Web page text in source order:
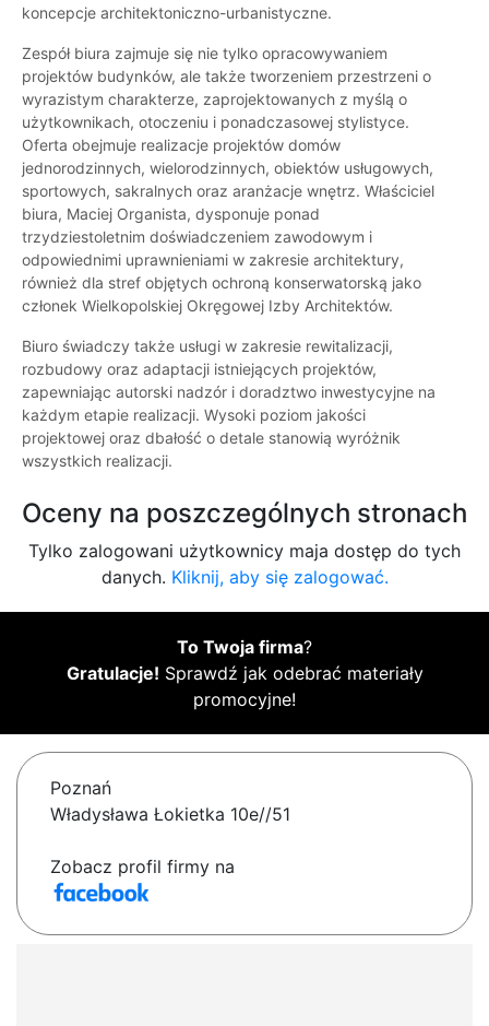
koncepcje architektoniczno-urbanistyczne.
Zespół biura zajmuje się nie tylko opracowywaniem
projektów budynków, ale także tworzeniem przestrzeni o
wyrazistym charakterze, zaprojektowanych z myślą o
użytkownikach, otoczeniu i ponadczasowej stylistyce.
Oferta obejmuje realizacje projektów domów
jednorodzinnych, wielorodzinnych, obiektów usługowych,
sportowych, sakralnych oraz aranżacje wnętrz. Właściciel
biura, Maciej Organista, dysponuje ponad
trzydziestoletnim doświadczeniem zawodowym i
odpowiednimi uprawnieniami w zakresie architektury,
również dla stref objętych ochroną konserwatorską jako
członek Wielkopolskiej Okręgowej Izby Architektów.
Biuro świadczy także usługi w zakresie rewitalizacji,
rozbudowy oraz adaptacji istniejących projektów,
zapewniając autorski nadzór i doradztwo inwestycyjne na
każdym etapie realizacji. Wysoki poziom jakości
projektowej oraz dbałość o detale stanowią wyróżnik
wszystkich realizacji.
Oceny na poszczególnych stronach
Tylko zalogowani użytkownicy maja dostęp do tych
danych. Kliknij, aby się zalogować.
To Twoja firma?
Gratulacje! Sprawdź jak odebrać materiały
promocyjne!
Poznań
Władysława Łokietka 10e//51
Zobacz profil firmy na